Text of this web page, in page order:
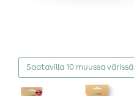
Saatavilla 10 muussa värissä